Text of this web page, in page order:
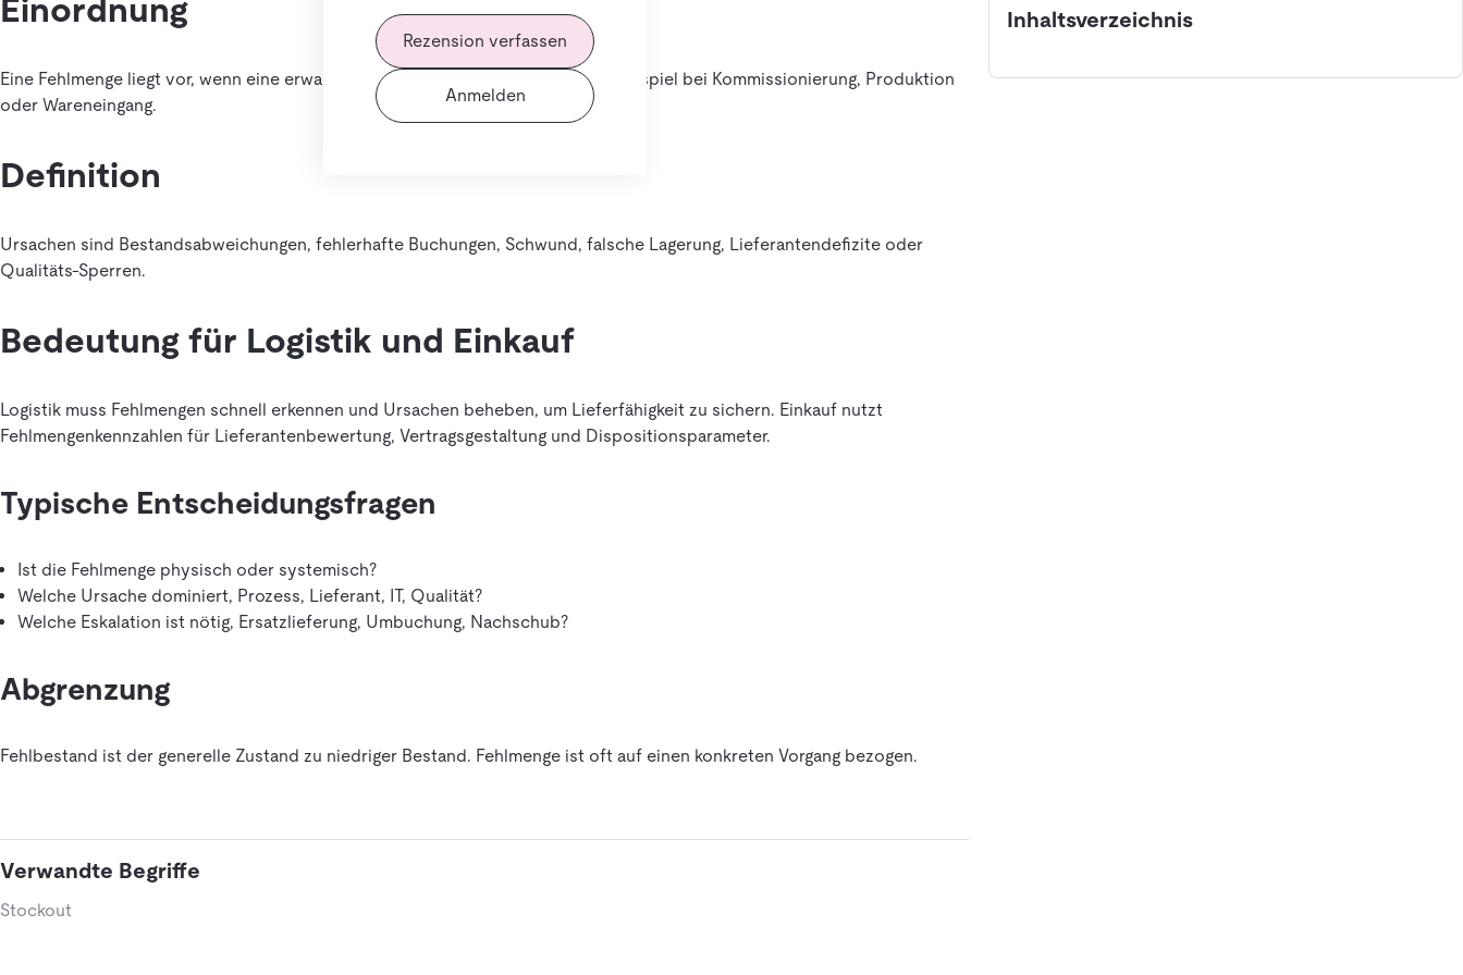
Rezension verfassen
Anmelden
Einordnung
Eine Fehlmenge liegt vor, wenn eine erwartete Menge nicht verfügbar ist, zum Beispiel bei Kommissionierung, Produktion
oder Wareneingang.
Definition
Ursachen sind Bestandsabweichungen, fehlerhafte Buchungen, Schwund, falsche Lagerung, Lieferantendefizite oder
Qualitäts-Sperren.
Bedeutung für Logistik und Einkauf
Logistik muss Fehlmengen schnell erkennen und Ursachen beheben, um Lieferfähigkeit zu sichern. Einkauf nutzt
Fehlmengenkennzahlen für Lieferantenbewertung, Vertragsgestaltung und Dispositionsparameter.
Typische Entscheidungsfragen
Ist die Fehlmenge physisch oder systemisch?
Welche Ursache dominiert, Prozess, Lieferant, IT, Qualität?
Welche Eskalation ist nötig, Ersatzlieferung, Umbuchung, Nachschub?
Abgrenzung
Fehlbestand ist der generelle Zustand zu niedriger Bestand. Fehlmenge ist oft auf einen konkreten Vorgang bezogen.
Verwandte Begriffe
Stockout
Inhaltsverzeichnis